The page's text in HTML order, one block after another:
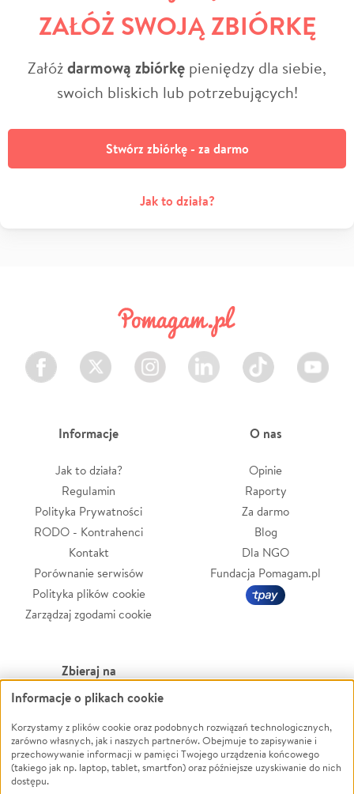
ZAŁÓŻ SWOJĄ ZBIÓRKĘ
Załóżdarmową zbiórkę pieniędzy dla siebie,
swoich bliskich lub potrzebujących!
Stwórz zbiórkę - za darmo
Jak to działa?
Facebook Twitter Instagram LinkedIn TikTok Youtube
Informacje
Jak to działa?
Regulamin
Polityka Prywatności
RODO - Kontrahenci
Kontakt
Porównanie serwisów
Polityka plików cookie
Zarządzaj zgodami cookie
O nas
Opinie
Raporty
Za darmo
Blog
Dla NGO
Fundacja Pomagam.pl
Zbieraj na
Leczenie
Zwierzęta
Pożar
Ukraina
Powódź
Wichura
NGO
Informacje o plikach cookie
Korzystamy z plików cookie oraz podobnych rozwiązań technologicznych,
zarówno własnych, jak i naszych partnerów. Obejmuje to zapisywanie i
przechowywanie informacji w pamięci Twojego urządzenia końcowego
(takiego jak np. laptop, tablet, smartfon) oraz późniejsze uzyskiwanie do nich
dostępu.